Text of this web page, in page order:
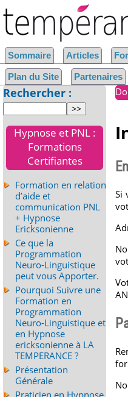
Si
Sommaire Articles
Plan du Site Partenaires
Rechercher :
Hypnose et PNL :
Formations
Certifiantes
Formation en relation
d’aide et
communication PNL
+ Hypnose
Ericksonienne
Ce que la
Programmation
Neuro-Linguistique
peut vous Apporter.
Pourquoi Suivre une
Formation en
Programmation
Neuro-Linguistique et
en Hypnose
ericksonienne à LA
TEMPERANCE ?
Présentation
Générale
Praticien en Hypnose